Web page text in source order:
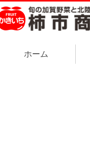
ホーム